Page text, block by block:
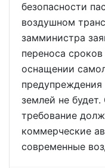
безопасности
воздушном
замминистра
переноса
оснащении
предупреждения
землей не
требование
коммерческие
современные